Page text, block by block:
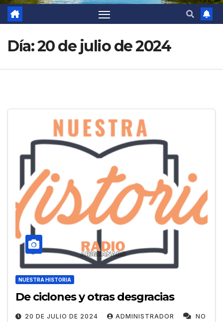
Día:20 de julio de 2024
NUESTRA HISTORIA
De ciclones y otras desgracias
20 DE JULIO DE 2024 ADMINISTRADOR NO